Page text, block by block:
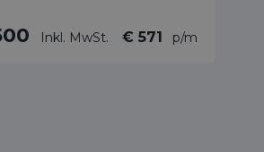
Inkl. MwSt. € 571 p/m